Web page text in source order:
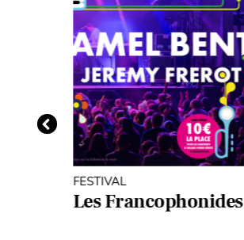
FESTIVAL
Les Francophonides